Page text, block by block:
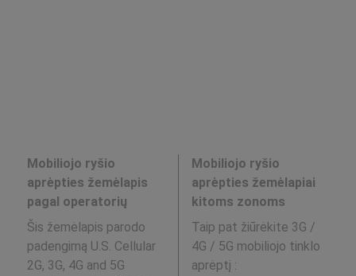
Mobiliojo ryšio
aprėpties žemėlapis
pagal operatorių
Šis žemėlapis parodo
padengimą U.S. Cellular
2G, 3G, 4G and 5G
Mobiliojo ryšio
aprėpties žemėlapiai
kitoms zonoms
Taip pat žiūrėkite 3G /
4G / 5G mobiliojo tinklo
aprėptį :